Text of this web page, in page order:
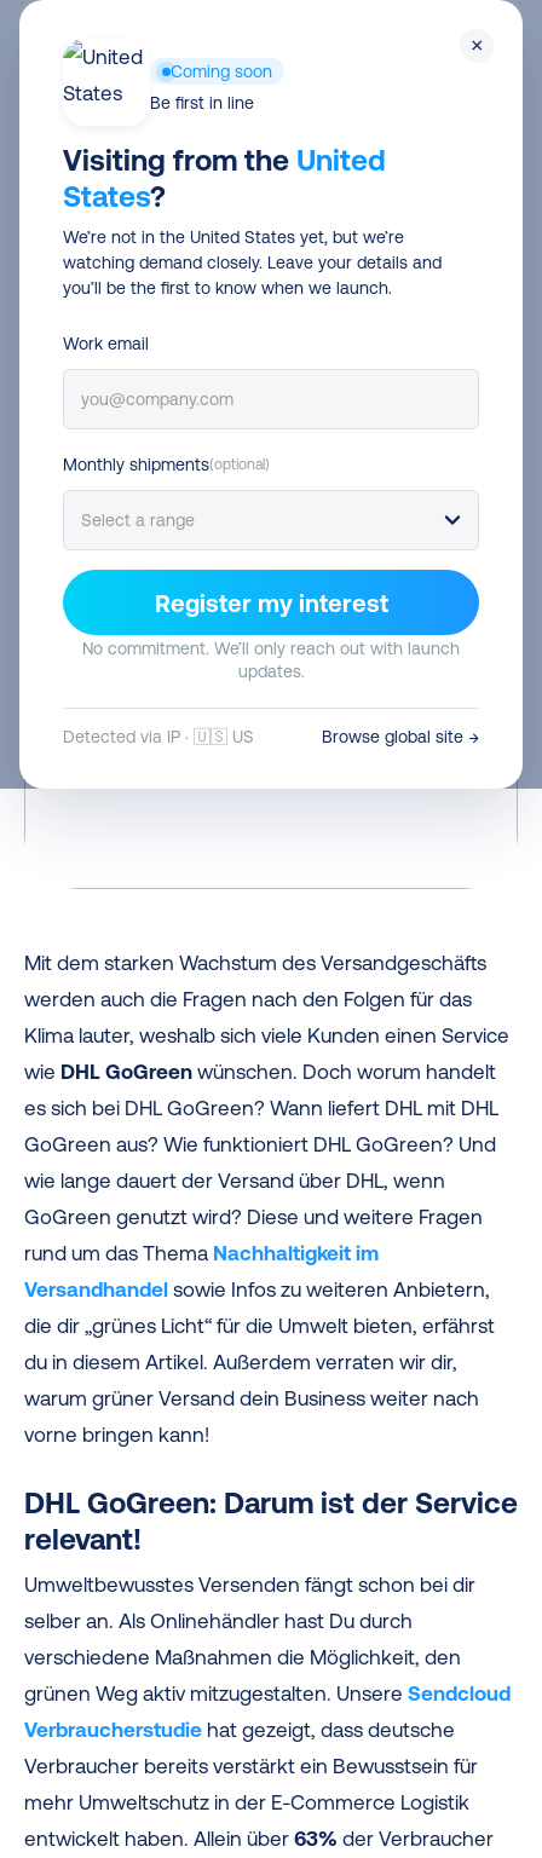
Skip
Paketdienste
DHL GoGreen – der grüne
Weg im E-Commerce, um
deine Pakete nachhaltig zu
versenden!
Alexandra Schopf 20 Aug 2021 3 min read
Mit dem starken Wachstum des Versandgeschäfts
werden auch die Fragen nach den Folgen für das
Klima lauter, weshalb sich viele Kunden einen Service
wie DHL GoGreen wünschen. Doch worum handelt
es sich bei DHL GoGreen? Wann liefert DHL mit DHL
GoGreen aus? Wie funktioniert DHL GoGreen? Und
wie lange dauert der Versand über DHL, wenn
GoGreen genutzt wird? Diese und weitere Fragen
rund um das Thema Nachhaltigkeit im
Versandhandel sowie Infos zu weiteren Anbietern,
die dir „grünes Licht“ für die Umwelt bieten, erfährst
du in diesem Artikel. Außerdem verraten wir dir,
warum grüner Versand dein Business weiter nach
vorne bringen kann!
DHL GoGreen: Darum ist der Service
relevant!
Umweltbewusstes Versenden fängt schon bei dir
selber an. Als Onlinehändler hast Du durch
verschiedene Maßnahmen die Möglichkeit, den
grünen Weg aktiv mitzugestalten. Unsere Sendcloud
Verbraucherstudie hat gezeigt, dass deutsche
Verbraucher bereits verstärkt ein Bewusstsein für
mehr Umweltschutz in der E-Commerce Logistik
entwickelt haben. Allein über 63% der Verbraucher
×
Coming soon
Be first in line
Visiting from the United
States?
We’re not in the United States yet, but we’re
watching demand closely. Leave your details and
you’ll be the first to know when we launch.
Work email
Monthly shipments(optional)
Register my interest
No commitment. We’ll only reach out with launch
updates.
Detected via IP · 🇺🇸 US Browse global site →